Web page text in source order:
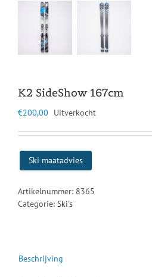
K2 SideShow 167cm
€200,00 Uitverkocht
Ski maatadvies
Artikelnummer: 8365
Categorie: Ski's
Beschrijving